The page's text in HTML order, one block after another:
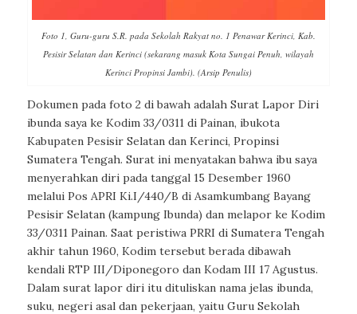
Foto 1, Guru-guru S.R. pada Sekolah Rakyat no. 1 Penawar Kerinci, Kab.
Pesisir Selatan dan Kerinci (sekarang masuk Kota Sungai Penuh, wilayah
Kerinci Propinsi Jambi). (Arsip Penulis)
Dokumen pada foto 2 di bawah adalah Surat Lapor Diri
ibunda saya ke Kodim 33/0311 di Painan, ibukota
Kabupaten Pesisir Selatan dan Kerinci, Propinsi
Sumatera Tengah. Surat ini menyatakan bahwa ibu saya
menyerahkan diri pada tanggal 15 Desember 1960
melalui Pos APRI Ki.I/440/B di Asamkumbang Bayang
Pesisir Selatan (kampung Ibunda) dan melapor ke Kodim
33/0311 Painan. Saat peristiwa PRRI di Sumatera Tengah
akhir tahun 1960, Kodim tersebut berada dibawah
kendali RTP III/Diponegoro dan Kodam III 17 Agustus.
Dalam surat lapor diri itu dituliskan nama jelas ibunda,
suku, negeri asal dan pekerjaan, yaitu Guru Sekolah